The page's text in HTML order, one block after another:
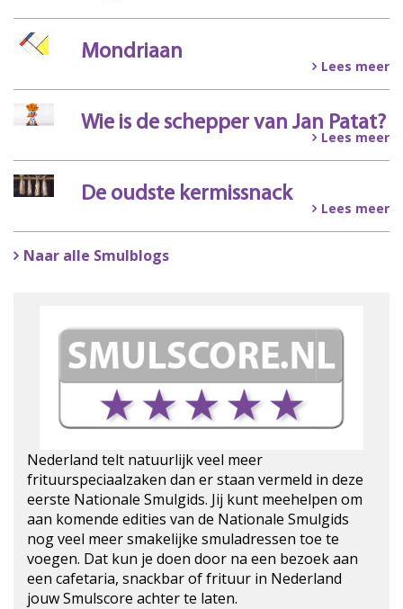
Mondriaan
Lees meer
Wie is de schepper van Jan Patat?
Lees meer
De oudste kermissnack
Lees meer
Naar alle Smulblogs
Nederland telt natuurlijk veel meer
frituurspeciaalzaken dan er staan vermeld in deze
eerste Nationale Smulgids. Jij kunt meehelpen om
aan komende edities van de Nationale Smulgids
nog veel meer smakelijke smuladressen toe te
voegen. Dat kun je doen door na een bezoek aan
een cafetaria, snackbar of frituur in Nederland
jouw Smulscore achter te laten.